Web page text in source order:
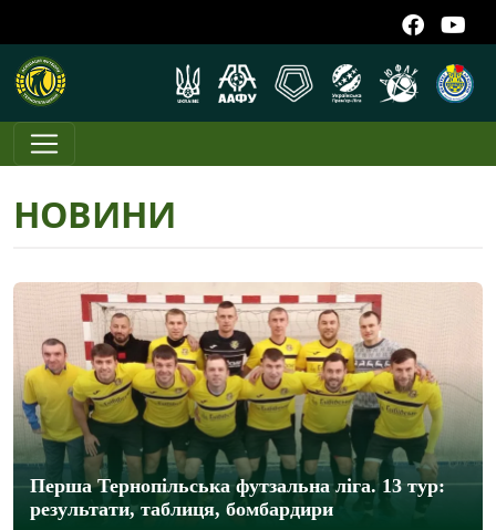
НОВИНИ
Перша Тернопільська футзальна ліга. 13 тур:
результати, таблиця, бомбардири